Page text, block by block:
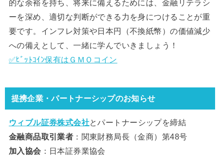
的な余裕を持ち、将来に備えるためには、金融リテラシ
ーを深め、適切な判断ができる力を身につけることが重
要です。インフレ対策や日本円（不換紙幣）の価値減少
への備えとして、一緒に学んでいきましょう！
✅ﾋﾞｯﾄｺｲﾝ保有はＧＭＯコイン
提携企業・パートナーシップのお知らせ
ウィブル証券株式会社とパートナーシップを締結
金融商品取引業者 ：関東財務局長（金商）第48号
加入協会 ：日本証券業協会